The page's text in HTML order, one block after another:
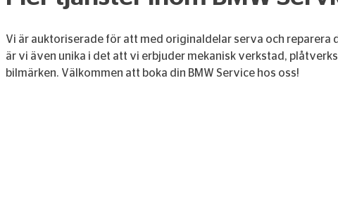
Vi är auktoriserade för att med originaldelar serva och reparera
är vi även unika i det att vi erbjuder mekanisk verkstad,
bilmärken. Välkommen att boka din BMW Service hos oss!